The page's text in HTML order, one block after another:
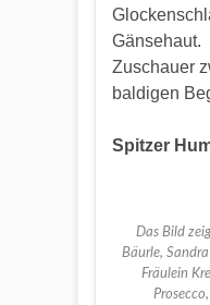
Zuschauer
baldigen
Spitzer
Das Bild
Bäurle,
Fräulein